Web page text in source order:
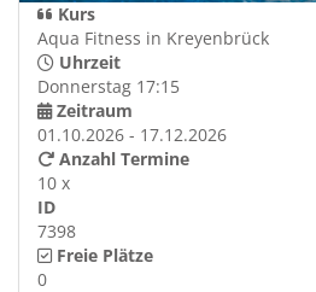
Kurs
Aqua Fitness in Kreyenbrück
Uhrzeit
Donnerstag 17:15
Zeitraum
01.10.2026 - 17.12.2026
Anzahl Termine
10 x
ID
7398
Freie Plätze
0